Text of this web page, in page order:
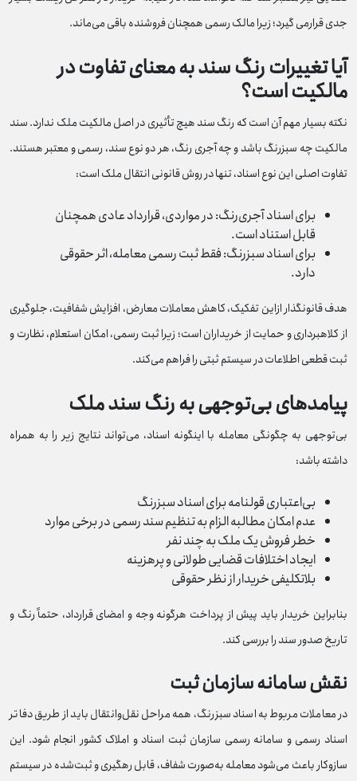
جدی قرارمی‌ گیرد؛ زیرا مالک رسمی همچنان فروشنده باقی می‌ماند.
آیا تغییرات رنگ سند به معنای تفاوت در
مالکیت است؟
نکته بسیار مهم آن است که رنگ سند هیچ تأثیری در اصل مالکیت ملک ندارد. سند
مالکیت چه سبزرنگ باشد و چه آجری رنگ، هر دو نوع سند، رسمی و معتبر هستند.
تفاوت اصلی این نوع اسناد، تنها در روش قانونی انتقال ملک است:
برای اسناد آجری‌رنگ: در مواردی، قرارداد عادی همچنان
قابل استناد است.
برای اسناد سبزرنگ: فقط ثبت رسمی معامله، اثر حقوقی
دارد.
هدف قانونگذار ازاین تفکیک، کاهش معاملات معارض، افزایش شفافیت، جلوگیری
از کلاهبرداری و حمایت از خریداران است؛ زیرا ثبت رسمی، امکان استعلام، نظارت و
ثبت قطعی اطلاعات در سیستم ثبتی را فراهم می‌کند.
پیامدهای بی‌توجهی به رنگ سند ملک
بی‌توجهی به چگونگی معامله با اینگونه اسناد، می‌تواند نتایج زیر را به همراه
داشته باشد:
بی‌اعتباری قولنامه برای اسناد سبزرنگ
عدم امکان مطالبه الزام به تنظیم سند رسمی در برخی موارد
خطر فروش یک ملک به چند نفر
ایجاد اختلافات قضایی طولانی و پرهزینه
بلاتکلیفی خریدار از نظر حقوقی
بنابراین خریدار باید پیش از پرداخت هرگونه وجه و امضای قرارداد، حتماً رنگ و
تاریخ صدور سند را بررسی کند.
نقش سامانه سازمان ثبت
در معاملات مربوط به اسناد سبزرنگ، همه مراحل نقل‌وانتقال باید از طریق دفاتر
اسناد رسمی و سامانه رسمی سازمان ثبت اسناد و املاک کشور انجام شود. این
سازوکار باعث می‌شود معامله به‌صورت شفاف، قابل رهگیری و ثبت‌شده در سیستم